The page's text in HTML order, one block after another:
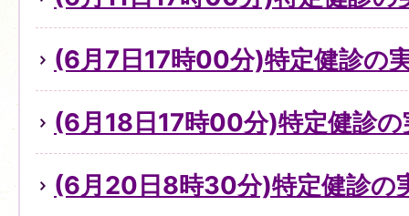
(6月7日17時00分)特定健診の
(6月18日17時00分)特定健診
(6月20日8時30分)特定健診の